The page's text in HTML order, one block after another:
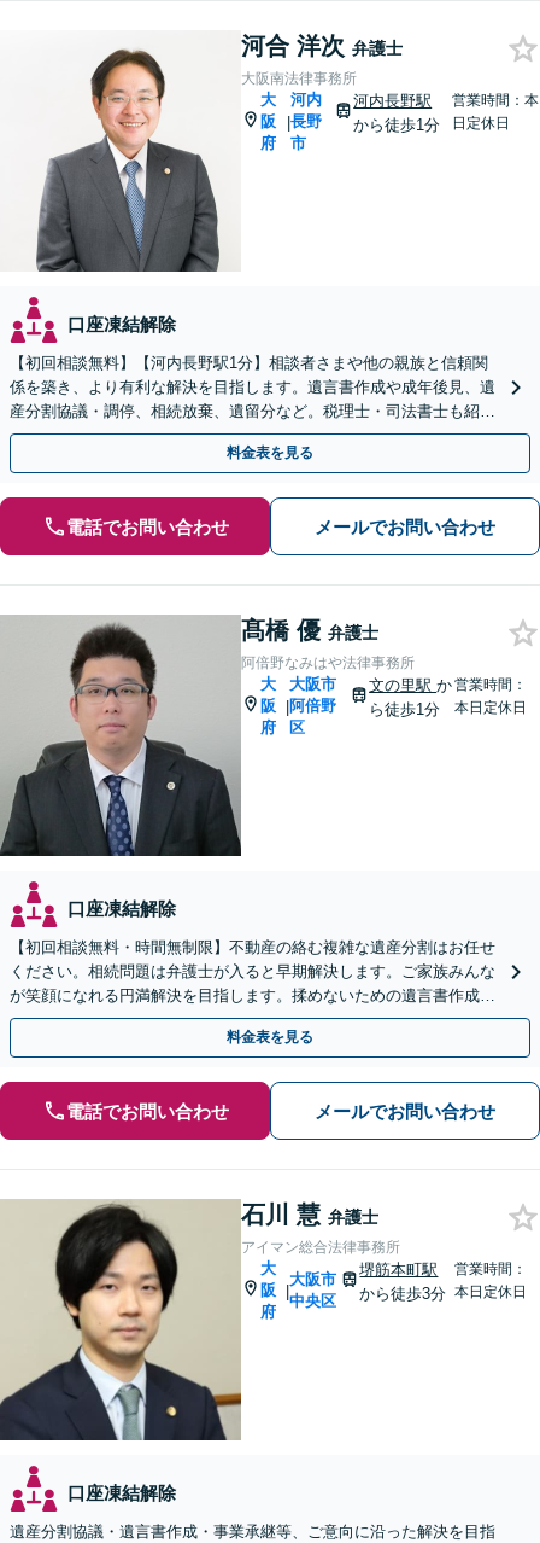
河合 洋次 弁護士
大阪南法律事務所
大
阪
府
|
河内
長野
市
河内長野駅
から徒歩1分
営業時間：本
日定休日
口座凍結解除
【初回相談無料】【河内長野駅1分】相談者さまや他の親族と信頼関
係を築き、より有利な解決を目指します。遺言書作成や成年後見、遺
産分割協議・調停、相続放棄、遺留分など。税理士・司法書士も紹介
いたします【弁護士歴15年以上】
料金表を見る
電話でお問い合わせ メールでお問い合わせ
髙橋 優 弁護士
阿倍野なみはや法律事務所
大
阪
府
|
大阪市
阿倍野
区
文の里駅か
ら徒歩1分
営業時間：
本日定休日
口座凍結解除
【初回相談無料・時間無制限】不動産の絡む複雑な遺産分割はお任せ
ください。相続問題は弁護士が入ると早期解決します。ご家族みんな
が笑顔になれる円満解決を目指します。揉めないための遺言書作成も
ご相談ください。【出張相談可】
料金表を見る
電話でお問い合わせ メールでお問い合わせ
石川 慧 弁護士
アイマン総合法律事務所
大
阪
府
|
大阪市
中央区
堺筋本町駅
から徒歩3分
営業時間：
本日定休日
口座凍結解除
遺産分割協議・遺言書作成・事業承継等、ご意向に沿った解決を目指